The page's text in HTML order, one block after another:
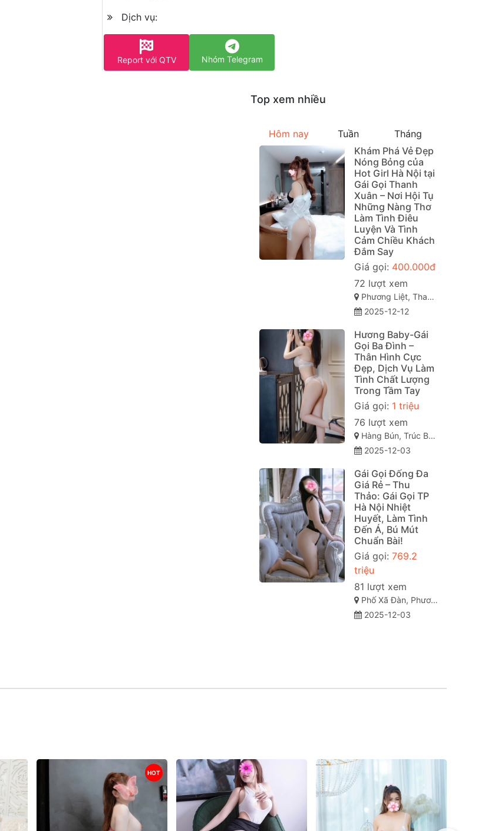
Dịch vụ:
Report với QTV Nhóm Telegram
Top xem nhiều
Hôm nay Tuần
Tháng
Khám Phá Vẻ Đẹp
Nóng Bỏng của
Hot Girl Hà Nội tại
Gái Gọi Thanh
Xuân – Nơi Hội Tụ
Những Nàng Thơ
Làm Tình Điêu
Luyện Và Tình
Cảm Chiều Khách
Đắm Say
Giá gọi: 400.000đ
72 lượt xem
Phương Liệt, Thanh Xuân, Hà Nội
2025-12-12
Hương Baby-Gái
Gọi Ba Đình –
Thân Hình Cực
Đẹp, Dịch Vụ Làm
Tình Chất Lượng
Trong Tầm Tay
Giá gọi: 1 triệu
76 lượt xem
Hàng Bún, Trúc Bạch, Ba Đình, Hà Nội
2025-12-03
Gái Gọi Đống Đa
Giá Rẻ – Thu
Thảo: Gái Gọi TP
Hà Nội Nhiệt
Huyết, Làm Tình
Đến Á, Bú Mút
Chuẩn Bài!
Giá gọi: 769.2
triệu
81 lượt xem
Phố Xã Đàn, Phương Liên, Đống Đa, Hà Nội
2025-12-03